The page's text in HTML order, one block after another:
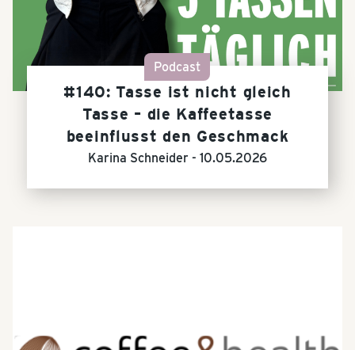
Podcast
#140: Tasse ist nicht gleich
Tasse – die Kaffeetasse
beeinflusst den Geschmack
Karina Schneider - 10.05.2026